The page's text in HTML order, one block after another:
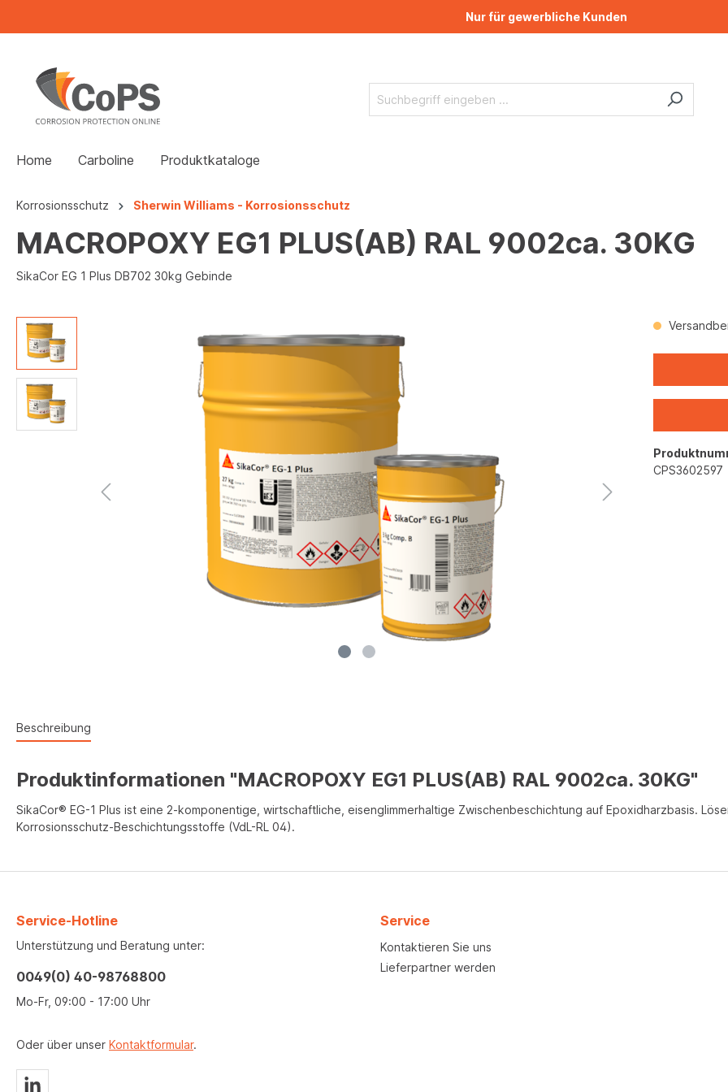
Nur für gewerbliche Kunden
Home Carboline Produktkataloge
Korrosionsschutz Sherwin Williams - Korrosionsschutz
MACROPOXY EG1 PLUS(AB) RAL 9002ca. 30KG
SikaCor EG 1 Plus DB702 30kg Gebinde
CPS3602597
Beschreibung
Produktinformationen "MACROPOXY EG1 PLUS(AB) RAL 9002ca. 30KG"
SikaCor® EG-1 Plus ist eine 2-komponentige, wirtschaftliche, eisenglimmerhaltige Zwischenbeschichtung auf Epoxidharzbasis.
Korrosionsschutz-Beschichtungsstoffe (VdL-RL 04).
Service-Hotline
Unterstützung und Beratung unter:
0049(0) 40-98768800
Mo-Fr, 09:00 - 17:00 Uhr
Oder über unser Kontaktformular.
Service
Kontaktieren Sie uns
Lieferpartner werden